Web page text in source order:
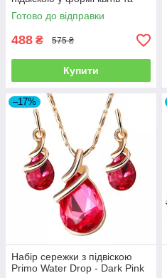
перлин – Gold
Готово до відправки
488 ₴ 575 ₴
Купити
–17%
Набір сережки з підвіскою
Primo Water Drop - Dark Pink